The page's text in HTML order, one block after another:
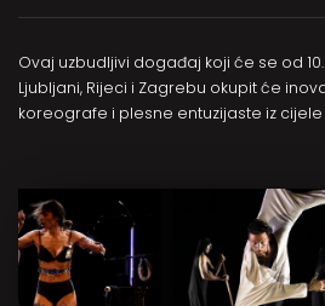
Ovaj uzbudljivi događaj koji će se od 10.
Ljubljani, Rijeci i Zagrebu okupit će
koreografe i plesne entuzijaste iz